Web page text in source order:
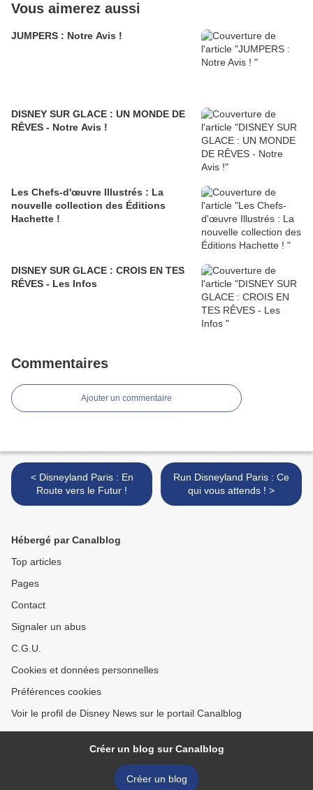
Vous aimerez aussi
JUMPERS : Notre Avis !
DISNEY SUR GLACE : UN MONDE DE
RÊVES - Notre Avis !
Les Chefs-d'œuvre Illustrés : La
nouvelle collection des Éditions
Hachette !
DISNEY SUR GLACE : CROIS EN TES
RÊVES - Les Infos
Commentaires
Ajouter un commentaire
< Disneyland Paris : En
Route vers le Futur !
Run Disneyland Paris : Ce
qui vous attends ! >
Hébergé par Canalblog
Top articles
Pages
Contact
Signaler un abus
C.G.U.
Cookies et données personnelles
Préférences cookies
Voir le profil de Disney News sur le portail Canalblog
Créer un blog sur Canalblog
Créer un blog